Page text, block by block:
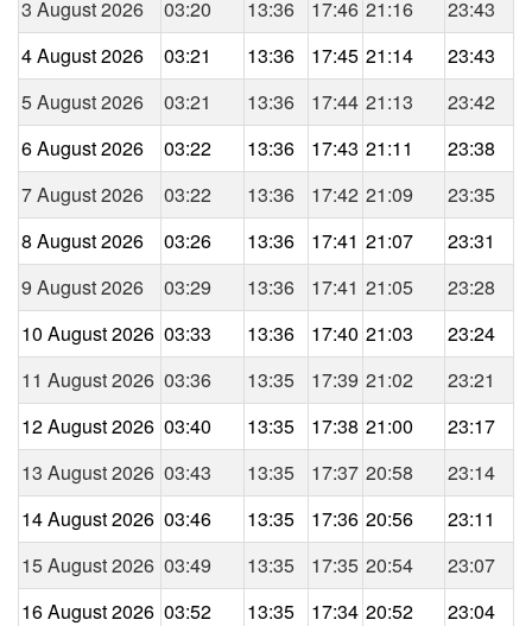
3 August 2026
03:20 13:36 17:46 21:16
23:43
4 August 2026
03:21 13:36 17:45 21:14
23:43
5 August 2026
03:21 13:36 17:44 21:13
23:42
6 August 2026
03:22 13:36 17:43 21:11
23:38
7 August 2026
03:22 13:36 17:42 21:09
23:35
8 August 2026
03:26 13:36 17:41 21:07
23:31
9 August 2026
03:29 13:36 17:41 21:05
23:28
10 August 2026 03:33 13:36 17:40 21:03
23:24
11 August 2026 03:36 13:35 17:39 21:02
23:21
12 August 2026 03:40 13:35 17:38 21:00
23:17
13 August 2026 03:43 13:35 17:37 20:58
23:14
14 August 2026 03:46 13:35 17:36 20:56
23:11
15 August 2026 03:49 13:35 17:35 20:54
23:07
16 August 2026 03:52 13:35 17:34 20:52
23:04